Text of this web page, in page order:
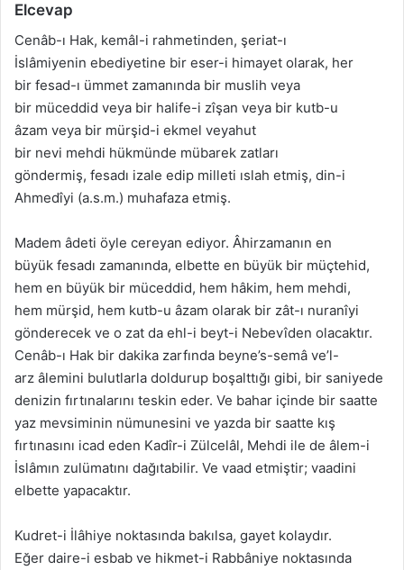
Elcevap
Cenâb-ı Hak, kemâl-i rahmetinden, şeriat-ı
İslâmiyenin ebediyetine bir eser-i himayet olarak, her
bir fesad-ı ümmet zamanında bir muslih veya
bir müceddid veya bir halife-i zîşan veya bir kutb-u
âzam veya bir mürşid-i ekmel veyahut
bir nevi mehdi hükmünde mübarek zatları
göndermiş, fesadı izale edip milleti ıslah etmiş, din-i
Ahmedîyi (a.s.m.) muhafaza etmiş.
Madem âdeti öyle cereyan ediyor. Âhirzamanın en
büyük fesadı zamanında, elbette en büyük bir müçtehid,
hem en büyük bir müceddid, hem hâkim, hem mehdi,
hem mürşid, hem kutb-u âzam olarak bir zât-ı nuranîyi
gönderecek ve o zat da ehl-i beyt-i Nebevîden olacaktır.
Cenâb-ı Hak bir dakika zarfında beyne’s-semâ ve’l-
arz âlemini bulutlarla doldurup boşalttığı gibi, bir saniyede
denizin fırtınalarını teskin eder. Ve bahar içinde bir saatte
yaz mevsiminin nümunesini ve yazda bir saatte kış
fırtınasını icad eden Kadîr-i Zülcelâl, Mehdi ile de âlem-i
İslâmın zulümatını dağıtabilir. Ve vaad etmiştir; vaadini
elbette yapacaktır.
Kudret-i İlâhiye noktasında bakılsa, gayet kolaydır.
Eğer daire-i esbab ve hikmet-i Rabbâniye noktasında